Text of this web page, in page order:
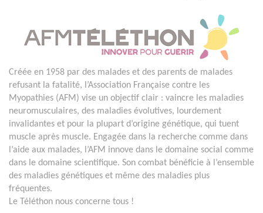
Créée en 1958 par des malades et des parents de malades
refusant la fatalité, l’Association Française contre les
Myopathies (AFM) vise un objectif clair : vaincre les maladies
neuromusculaires, des maladies évolutives, lourdement
invalidantes et pour la plupart d’origine génétique, qui tuent
muscle après muscle. Engagée dans la recherche comme dans
l’aide aux malades, l’AFM innove dans le domaine social comme
dans le domaine scientifique. Son combat bénéficie à l’ensemble
des maladies génétiques et même des maladies plus
fréquentes.
Le Téléthon nous concerne tous !